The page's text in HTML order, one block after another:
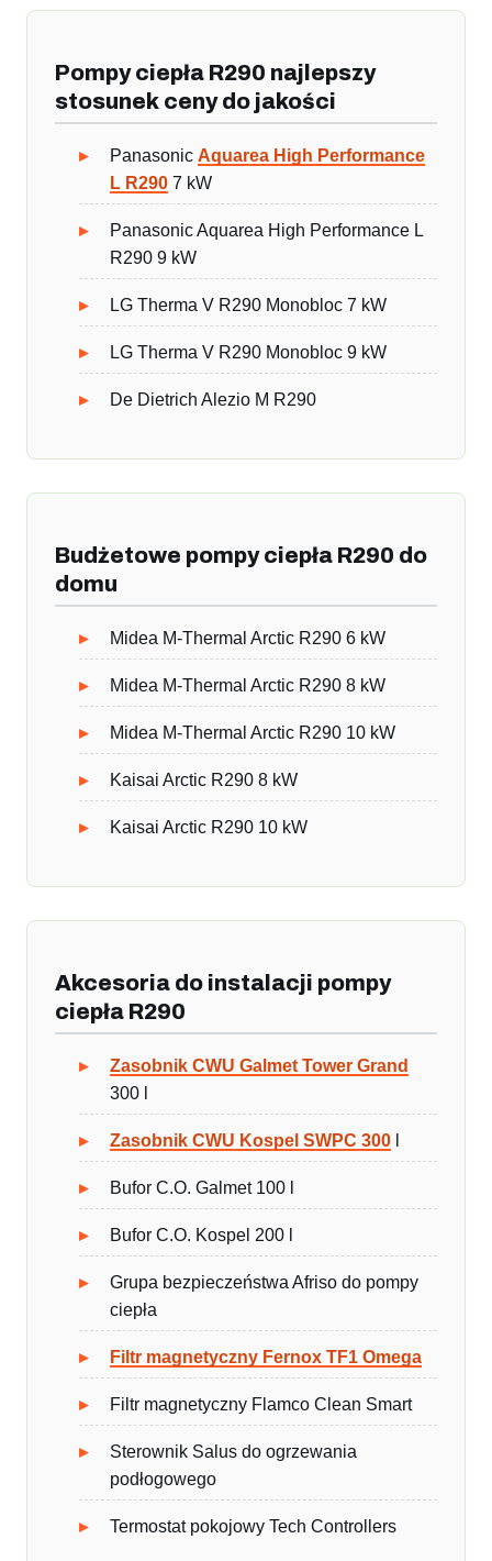
Pompy ciepła R290 najlepszy
stosunek ceny do jakości
Panasonic Aquarea High Performance
L R290 7 kW
Panasonic Aquarea High Performance L
R290 9 kW
LG Therma V R290 Monobloc 7 kW
LG Therma V R290 Monobloc 9 kW
De Dietrich Alezio M R290
Budżetowe pompy ciepła R290 do
domu
Midea M-Thermal Arctic R290 6 kW
Midea M-Thermal Arctic R290 8 kW
Midea M-Thermal Arctic R290 10 kW
Kaisai Arctic R290 8 kW
Kaisai Arctic R290 10 kW
Akcesoria do instalacji pompy
ciepła R290
Zasobnik CWU Galmet Tower Grand
300 l
Zasobnik CWU Kospel SWPC 300
Bufor C.O. Galmet 100 l
Bufor C.O. Kospel 200 l
Grupa bezpieczeństwa Afriso do pompy
ciepła
Filtr magnetyczny Fernox TF1 Omega
Filtr magnetyczny Flamco Clean Smart
Sterownik Salus do ogrzewania
podłogowego
Termostat pokojowy Tech Controllers